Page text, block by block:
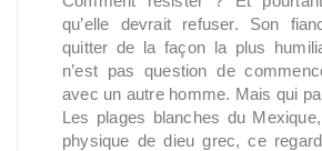
qu’elle devrait refuser. Son
quitter de la façon la plus
n’est pas question de
avec un autre homme. Mais qui
Les plages blanches du
physique de dieu grec, ce